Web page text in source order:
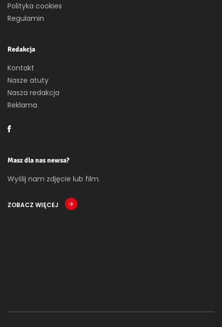
Polityka cookies
Regulamin
Redakcja
Kontakt
Nasze atuty
Nasza redakcja
Reklama
Masz dla nas newsa?
Wyślij nam zdjęcie lub film.
ZOBACZ WIĘCEJ